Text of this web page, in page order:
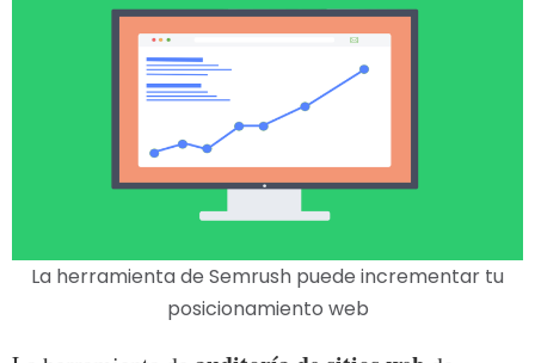
La herramienta de Semrush puede incrementar tu
posicionamiento web